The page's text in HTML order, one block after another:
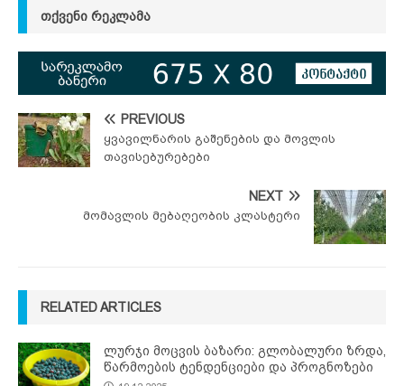
ᲗᲥᲕᲔᲜᲘ ᲠᲔᲙᲚᲐᲛᲐ
PREVIOUS
ყვავილნარის გაშენების და მოვლის
თავისებურებები
NEXT
მომავლის მებაღეობის კლასტერი
RELATED ARTICLES
ლურჯი მოცვის ბაზარი: გლობალური ზრდა,
წარმოების ტენდენციები და პროგნოზები